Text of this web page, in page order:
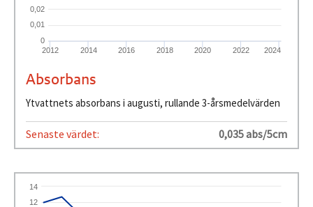
2012 2014 2016 2018 2020 2022 2024
0
0,01
0,02
Absorbans
Ytvattnets absorbans i augusti, rullande 3-årsmedelvärden
Senaste värdet: 0,035 abs/5cm
12
14